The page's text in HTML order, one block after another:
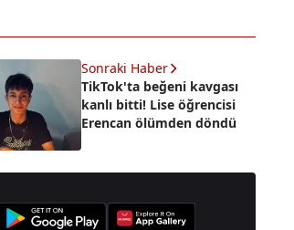
Sonraki Haber
TikTok'ta beğeni kavgası
kanlı bitti! Lise öğrencisi
Erencan ölümden döndü